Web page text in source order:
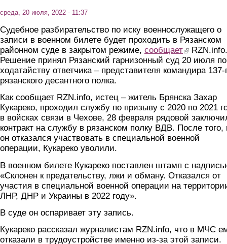
среда, 20 июля, 2022 - 11:37
Судебное разбирательство по иску военнослужащего о
записи в военном билете будет проходить в Рязанском
районном суде в закрытом режиме, сообщает(link is
RZN.info.
Решение принял Рязанский гарнизонный суд 20 июля по
ходатайству ответчика – представителя командира 137-
рязанского десантного полка.
Как сообщает RZN.info, истец – житель Брянска Захар
Кукареко, проходил службу по призыву с 2020 по 2021
в войсках связи в Чехове, 28 февраля рядовой
контракт на службу в рязанском полку ВДВ. После того,
он отказался участвовать в специальной военной
операции, Кукареко уволили.
В военном билете Кукареко поставлен штамп с
«Склонен к предательству, лжи и обману. Отказался от
участия в специальной военной операции на
ЛНР, ДНР и Украины в 2022 году».
В суде он оспаривает эту запись.
Кукареко рассказал журналистам RZN.info, что в МЧС
отказали в трудоустройстве именно из-за этой записи.